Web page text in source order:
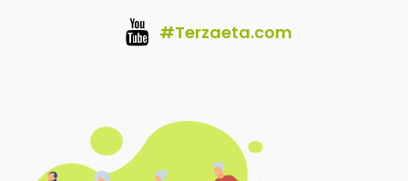
#Terzaeta.com